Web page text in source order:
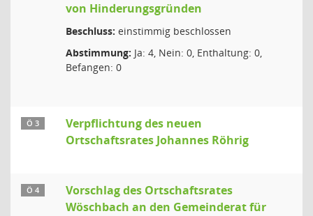
von Hinderungsgründen
Beschluss: einstimmig beschlossen
Abstimmung: Ja: 4, Nein: 0, Enthaltung: 0,
Befangen: 0
Ö 3
Verpflichtung des neuen
Ortschaftsrates Johannes Röhrig
Ö 4
Vorschlag des Ortschaftsrates
Wöschbach an den Gemeinderat für